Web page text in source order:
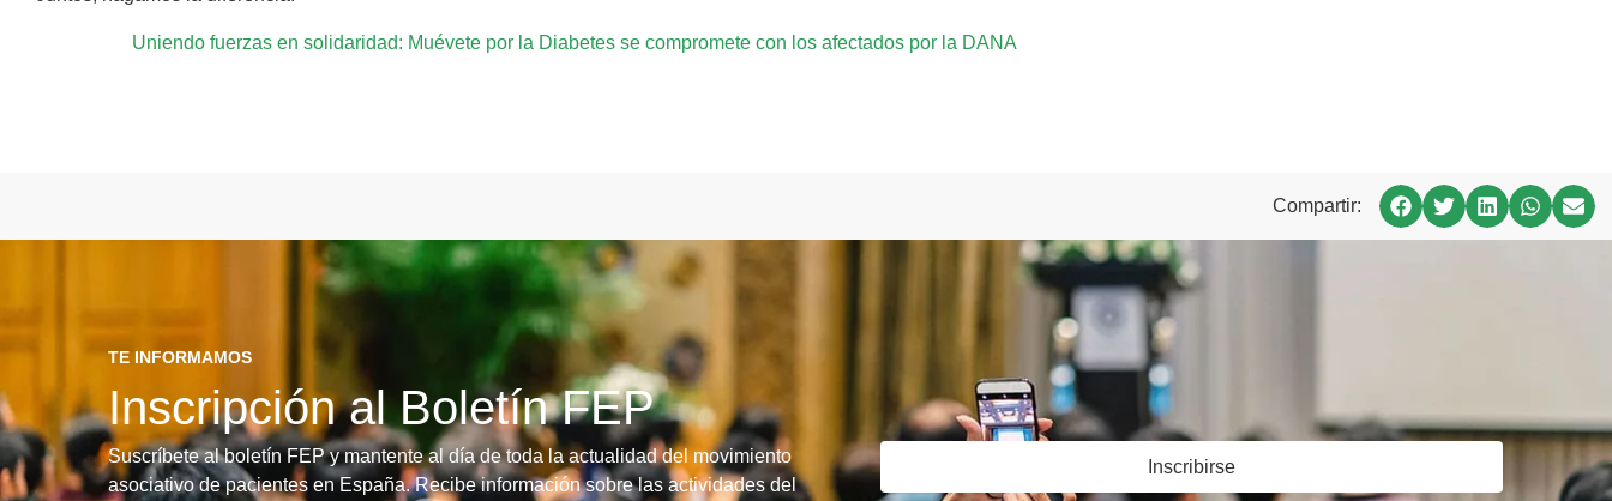
Uniendo fuerzas en solidaridad: Muévete por la Diabetes se compromete con los afectados por la DANA
Compartir:
TE INFORMAMOS
Inscripción al Boletín FEP
Suscríbete al boletín FEP y mantente al día de toda la actualidad del movimiento
asociativo de pacientes en España. Recibe información sobre las actividades del
Inscribirse